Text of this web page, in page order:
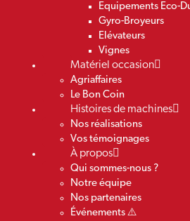
Equipements Eco-
Gyro-Broyeurs
Elévateurs
Vignes
Matériel occasion
Agriaffaires
Le Bon Coin
Histoires de machines
Nos réalisations
Vos témoignages
À propos
Qui sommes-nous ?
Notre équipe
Nos partenaires
Événements ⚠️